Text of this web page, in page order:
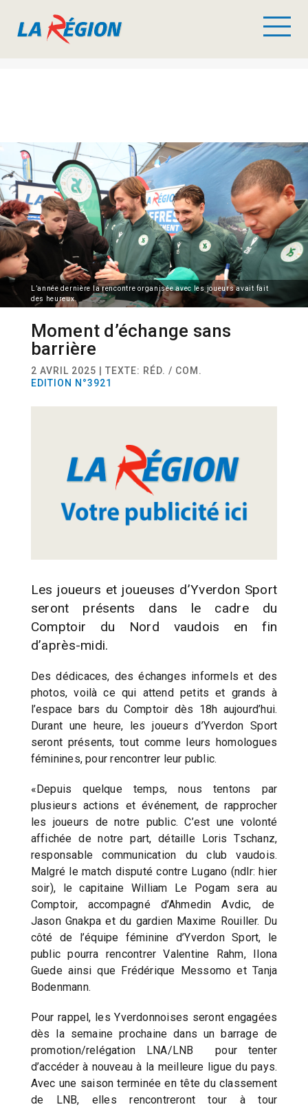
L’année dernière la rencontre organisée avec les joueurs avait fait
des heureux.
Moment d’échange sans
barrière
2 AVRIL 2025 | TEXTE: RÉD. / COM.
EDITION N°3921
Les joueurs et joueuses d’Yverdon Sport
seront présents dans le cadre du
Comptoir du Nord vaudois en fin
d’après-midi.
Des dédicaces, des échanges informels et des
photos, voilà ce qui attend petits et grands à
l’espace bars du Comptoir dès 18h aujourd’hui.
Durant une heure, les joueurs d’Yverdon Sport
seront présents, tout comme leurs homologues
féminines, pour rencontrer leur public.
«Depuis quelque temps, nous tentons par
plusieurs actions et événement, de rapprocher
les joueurs de notre public. C’est une volonté
affichée de notre part, détaille Loris Tschanz,
responsable communication du club vaudois.
Malgré le match disputé contre Lugano (ndlr: hier
soir), le capitaine William Le Pogam sera au
Comptoir, accompagné d’Ahmedin Avdic, de
Jason Gnakpa et du gardien Maxime Rouiller. Du
côté de l’équipe féminine d’Yverdon Sport, le
public pourra rencontrer Valentine Rahm, Ilona
Guede ainsi que Frédérique Messomo et Tanja
Bodenmann.
Pour rappel, les Yverdonnoises seront engagées
dès la semaine prochaine dans un barrage de
promotion/relégation LNA/LNB pour tenter
d’accéder à nouveau à la meilleure ligue du pays.
Avec une saison terminée en tête du classement
de LNB, elles rencontreront tour à tour